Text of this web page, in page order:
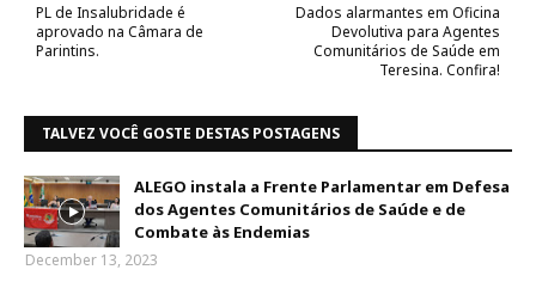
Dados alarmantes em Oficina
Devolutiva para Agentes
Comunitários de Saúde em
Teresina. Confira!
PL de Insalubridade é
aprovado na Câmara de
Parintins.
TALVEZ VOCÊ GOSTE DESTAS POSTAGENS
ALEGO instala a Frente Parlamentar em Defesa
dos Agentes Comunitários de Saúde e de
Combate às Endemias
December 13, 2023